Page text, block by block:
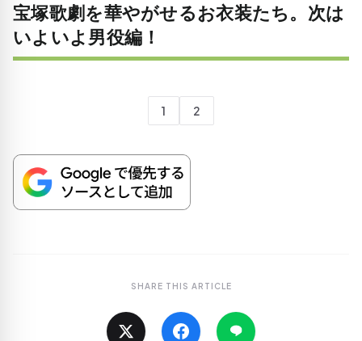
宝塚歌劇を華やがせるお衣装たち。次は
いよいよ男役編！
1 2
SHARE THIS ARTICLE